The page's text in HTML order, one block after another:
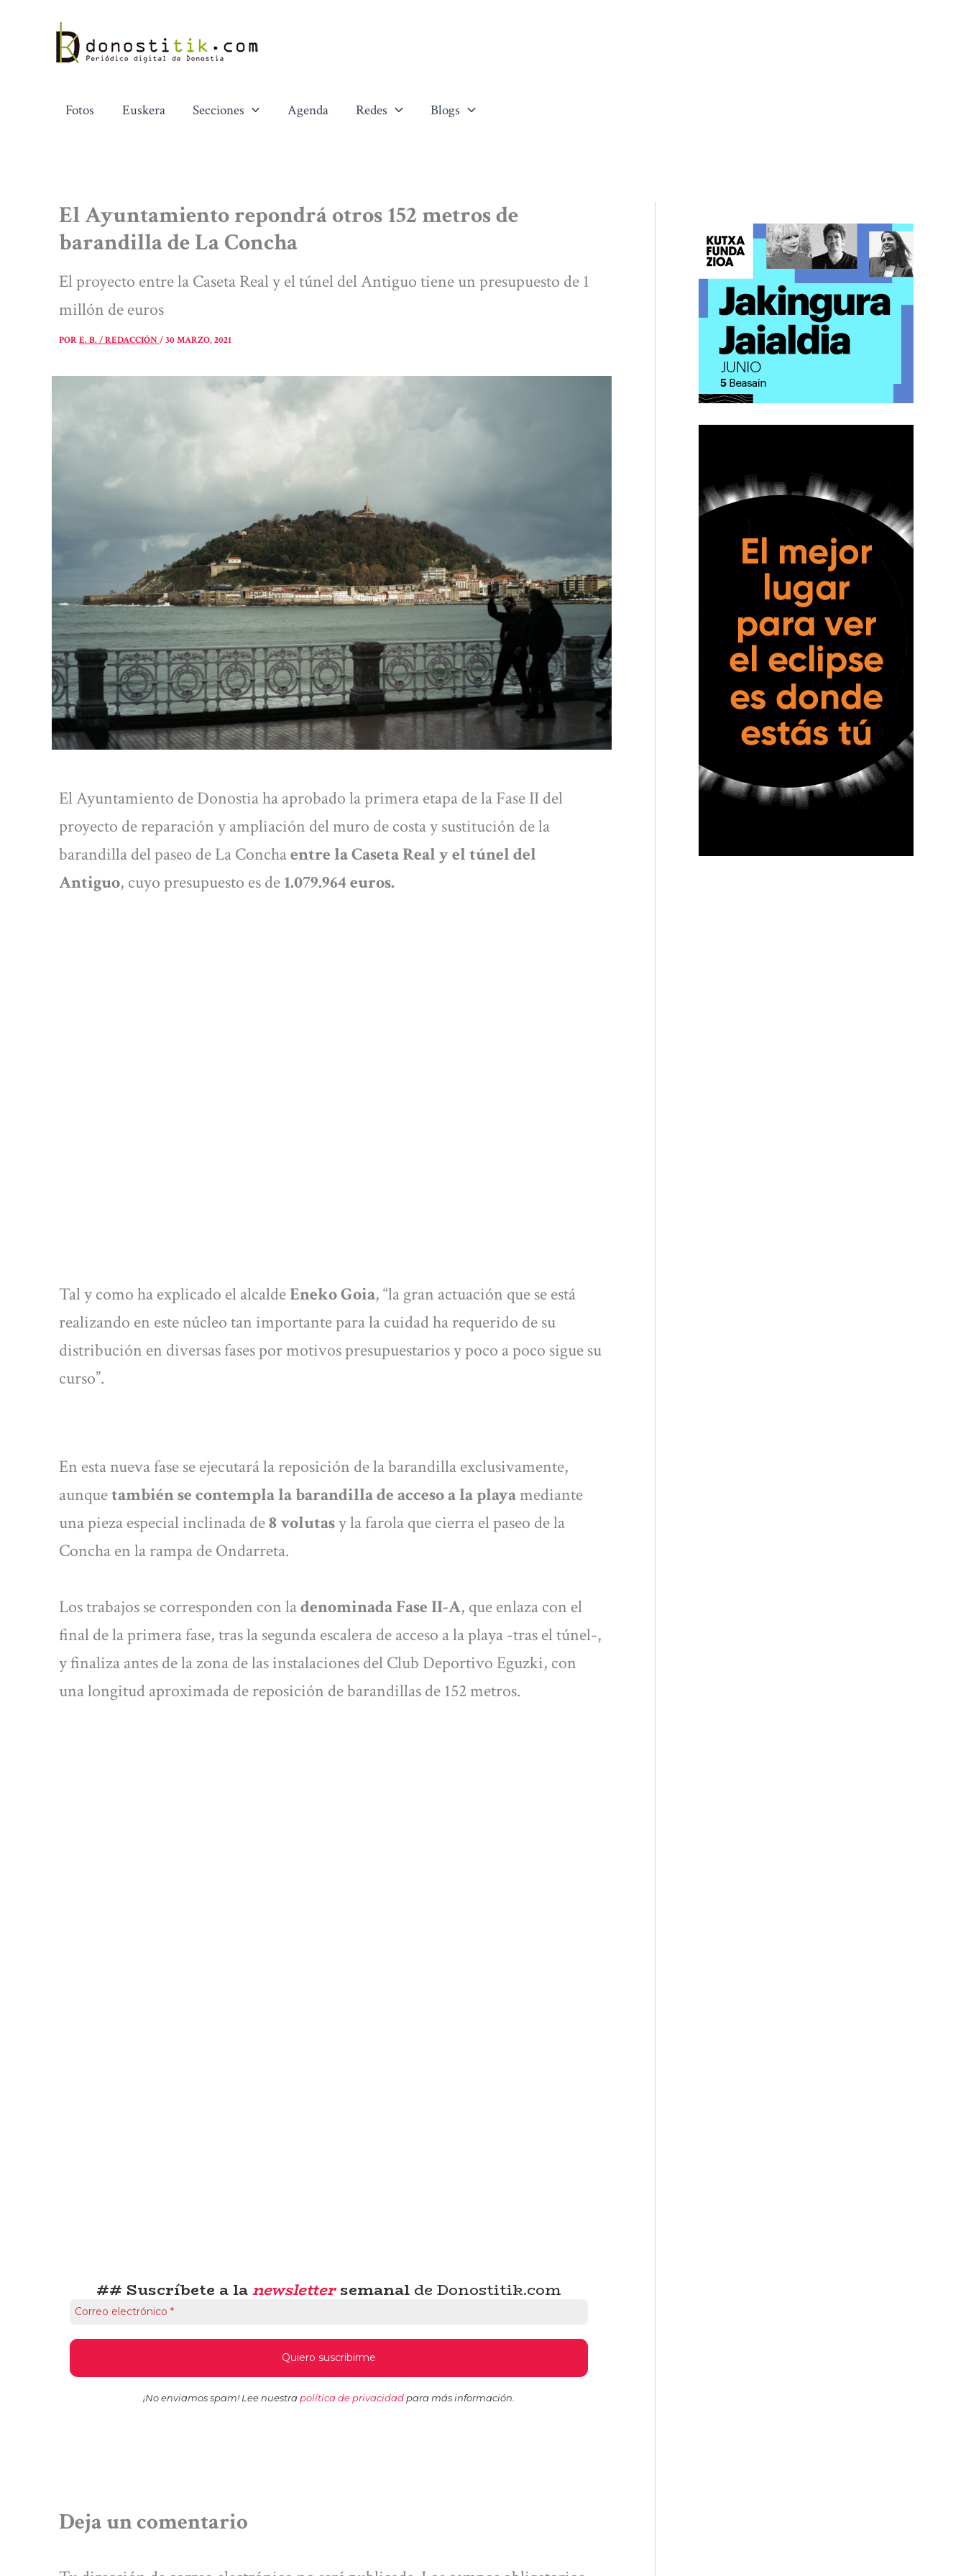
contenido
Fotos Euskera Secciones Agenda Redes Blogs
El Ayuntamiento repondrá otros 152 metros de
barandilla de La Concha
El proyecto entre la Caseta Real y el túnel del Antiguo tiene un presupuesto de 1
millón de euros
PORE. B. / REDACCIÓN/30 MARZO, 2021
El Ayuntamiento de Donostia ha aprobado la primera etapa de la Fase II del
proyecto de reparación y ampliación del muro de costa y sustitución de la
barandilla del paseo de La Conchaentre la Caseta Real y el túnel del
Antiguo, cuyo presupuesto es de1.079.964 euros.
Tal y como ha explicado el alcaldeEneko Goia, “la gran actuación que se está
realizando en este núcleo tan importante para la cuidad ha requerido de su
distribución en diversas fases por motivos presupuestarios y poco a poco sigue su
curso”.
En esta nueva fase se ejecutará la reposición de la barandilla exclusivamente,
aunquetambién se contempla la barandilla de acceso a la playamediante
una pieza especial inclinada de8 volutasy la farola que cierra el paseo de la
Concha en la rampa de Ondarreta.
Los trabajos se corresponden con ladenominada Fase II-A, que enlaza con el
final de la primera fase, tras la segunda escalera de acceso a la playa -tras el túnel-,
y finaliza antes de la zona de las instalaciones del Club Deportivo Eguzki, con
una longitud aproximada de reposición de barandillas de 152 metros.
## Suscríbete a lanewslettersemanal de Donostitik.com
¡No enviamos spam! Lee nuestra política de privacidad para más información.
Deja un comentario